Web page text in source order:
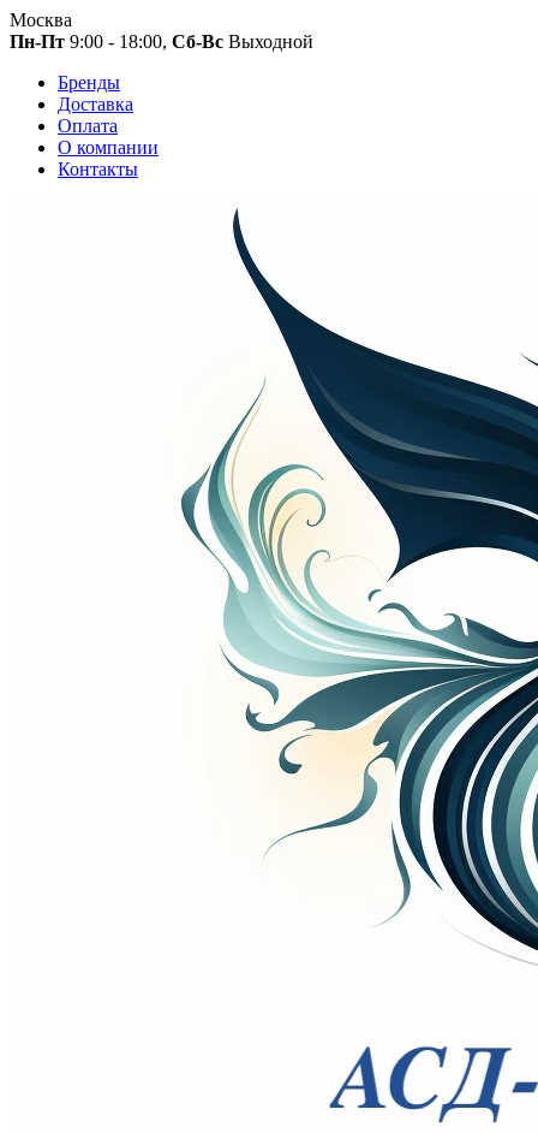
Москва
Пн-Пт 9:00 - 18:00, Сб-Вс Выходной
Бренды
Доставка
Оплата
О компании
Контакты